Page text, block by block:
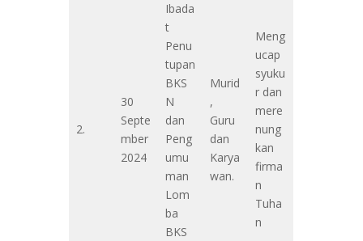
2.
30
Septe
mber
2024
Ibada
t
Penu
tupan
BKS
N
dan
Peng
umu
man
Lom
ba
BKS
Murid
,
Guru
dan
Karya
wan.
Meng
ucap
syuku
r dan
mere
nung
kan
firma
n
Tuha
n